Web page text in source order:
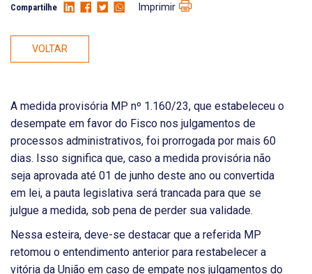
Compartilhe Imprimir
VOLTAR
A medida provisória MP nº 1.160/23, que estabeleceu o
desempate em favor do Fisco nos julgamentos de
processos administrativos, foi prorrogada por mais 60
dias. Isso significa que, caso a medida provisória não
seja aprovada até 01 de junho deste ano ou convertida
em lei, a pauta legislativa será trancada para que se
julgue a medida, sob pena de perder sua validade.
Nessa esteira, deve-se destacar que a referida MP
retomou o entendimento anterior para restabelecer a
vitória da União em caso de empate nos julgamentos do